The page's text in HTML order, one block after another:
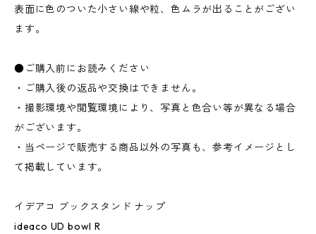
表面に色のついた小さい線や粒、色ムラが出ることがござい
ます。
●ご購入前にお読みください
・ご購入後の返品や交換はできません。
・撮影環境や閲覧環境により、写真と色合い等が異なる場合
がございます。
・当ページで販売する商品以外の写真も、参考イメージとし
て掲載しています。
イデアコ ブックスタンド ナップ
ideaco UD bowl R